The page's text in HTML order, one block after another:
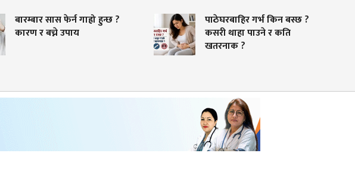
बारम्बार सास फेर्न गाह्रो हुन्छ ?
कारण र बच्ने उपाय
पाठेघरबाहिर गर्भ किन बस्छ ?
कसरी थाहा पाउने र कति
खतरनाक ?